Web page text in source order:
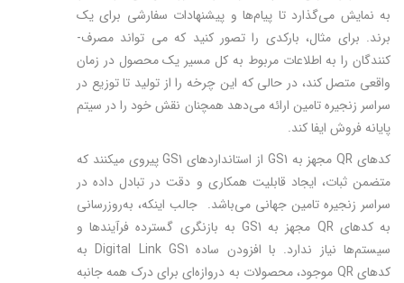
به نمایش می‌گذارد تا پیام‌ها و پیشنهادات سفارشی برای یک
برند. برای مثال، بارکدی را تصور کنید که می تواند مصرف‌­
کنندگان را به اطلاعات مربوط به کل مسیر یک محصول در زمان
واقعی متصل کند، در حالی که این چرخه را از تولید تا توزیع در
سراسر زنجیره تامین ارائه می­‌دهد همچنان نقش خود را در سیتم
پایانه فروش ایفا کند.
کدهای QR مجهز به GS1 از استانداردهای GS1 پیروی می­کنند که
متضمن ثبات، ایجاد قابلیت همکاری و دقت در تبادل داده در
سراسر زنجیره تامین جهانی می­‌باشد. جالب اینکه، به‌روزرسانی
به کدهای QR مجهز به GS1 به بازنگری گسترده فرآیندها و
سیستم‌ها نیاز ندارد. با افزودن ساده Digital Link GS1 به
کدهای QR موجود، محصولات به دروازه‌ای برای درک همه جانبه